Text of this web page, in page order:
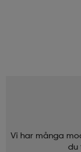
Vi har många
du